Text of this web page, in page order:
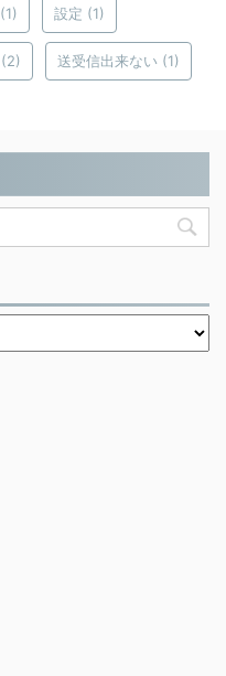
(1) 設定 (1)
(2) 送受信出来ない (1)